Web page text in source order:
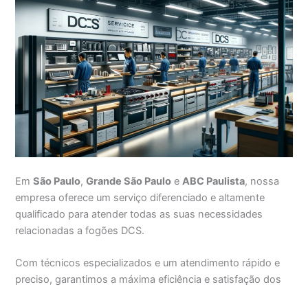
EmSão Paulo,Grande São Paulo eABC Paulista, nossa
empresa oferece um serviço diferenciado e altamente
qualificado para atender todas as suas necessidades
relacionadas a fogões DCS.
Com técnicos especializados e um atendimento rápido e
preciso, garantimos a máxima eficiência e satisfação dos